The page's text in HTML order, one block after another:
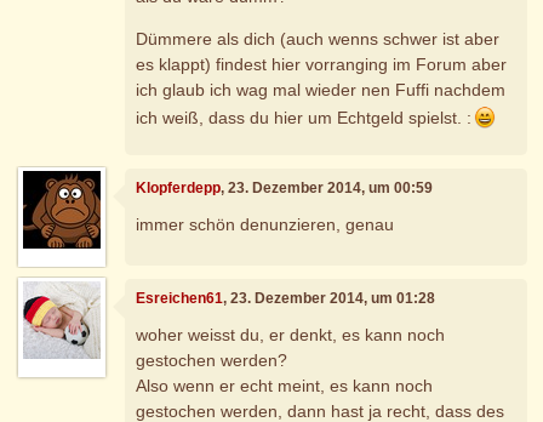
Dümmere als dich (auch wenns schwer ist aber
es klappt) findest hier vorranging im Forum aber
ich glaub ich wag mal wieder nen Fuffi nachdem
ich weiß, dass du hier um Echtgeld spielst. :
Klopferdepp, 23. Dezember 2014, um 00:59
immer schön denunzieren, genau
Esreichen61, 23. Dezember 2014, um 01:28
woher weisst du, er denkt, es kann noch
gestochen werden?
Also wenn er echt meint, es kann noch
gestochen werden, dann hast ja recht, dass des